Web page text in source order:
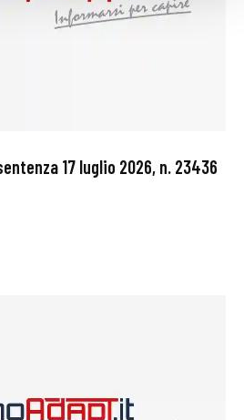
17 luglio 2026, n. 23436